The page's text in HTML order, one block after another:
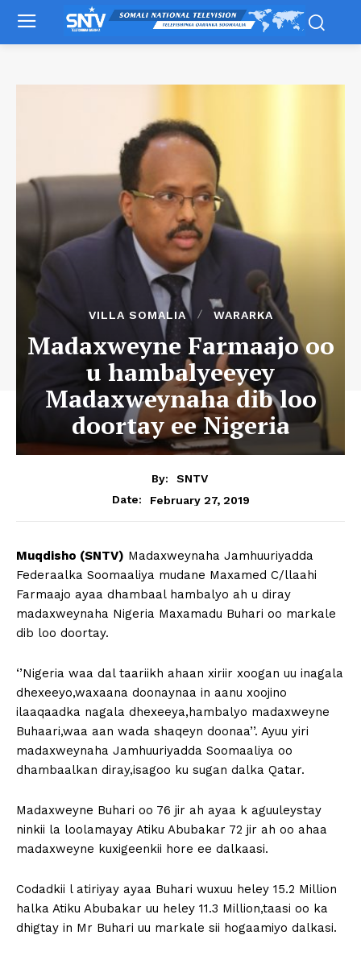
VILLA SOMALIA WARARKA
Madaxweyne Farmaajo oo
u hambalyeeyey
Madaxweynaha dib loo
doortay ee Nigeria
By:
SNTV
Date:
February 27, 2019
Muqdisho (SNTV) Madaxweynaha Jamhuuriyadda
Federaalka Soomaaliya mudane Maxamed C/llaahi
Farmaajo ayaa dhambaal hambalyo ah u diray
madaxweynaha Nigeria Maxamadu Buhari oo markale
dib loo doortay.
‘’Nigeria waa dal taariikh ahaan xiriir xoogan uu inagala
dhexeeyo,waxaana doonaynaa in aanu xoojino
ilaaqaadka nagala dhexeeya,hambalyo madaxweyne
Buhaari,waa aan wada shaqeyn doonaa’’. Ayuu yiri
madaxweynaha Jamhuuriyadda Soomaaliya oo
dhambaalkan diray,isagoo ku sugan dalka Qatar.
Madaxweyne Buhari oo 76 jir ah ayaa k aguuleystay
ninkii la loolamayay Atiku Abubakar 72 jir ah oo ahaa
madaxweyne kuxigeenkii hore ee dalkaasi.
Codadkii l atiriyay ayaa Buhari wuxuu heley 15.2 Million
halka Atiku Abubakar uu heley 11.3 Million,taasi oo ka
dhigtay in Mr Buhari uu markale sii hogaamiyo dalkasi.